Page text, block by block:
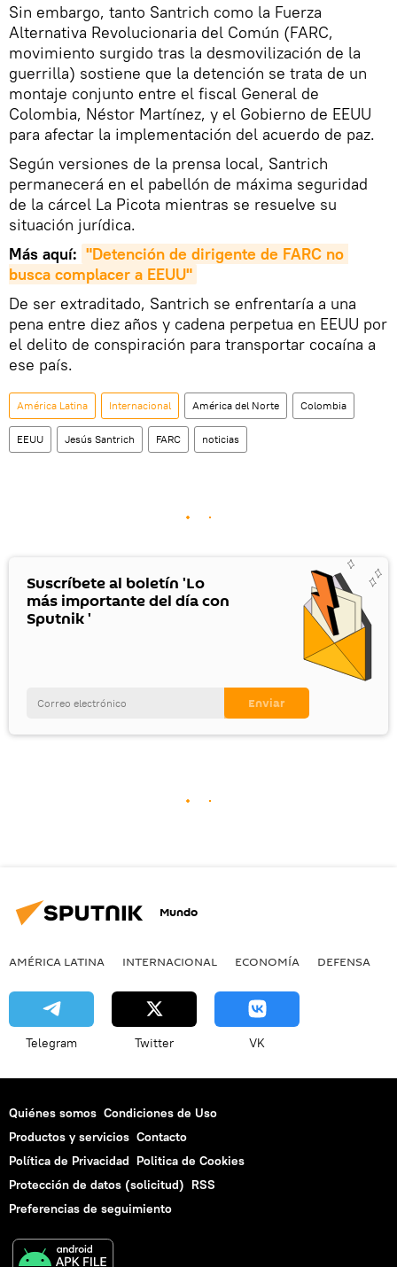
Sin embargo, tanto Santrich como la Fuerza
Alternativa Revolucionaria del Común (FARC,
movimiento surgido tras la desmovilización de la
guerrilla) sostiene que la detención se trata de un
montaje conjunto entre el fiscal General de
Colombia, Néstor Martínez, y el Gobierno de EEUU
para afectar la implementación del acuerdo de paz.
Según versiones de la prensa local, Santrich
permanecerá en el pabellón de máxima seguridad
de la cárcel La Picota mientras se resuelve su
situación jurídica.
Más aquí: "Detención de dirigente de FARC no
busca complacer a EEUU"
De ser extraditado, Santrich se enfrentaría a una
pena entre diez años y cadena perpetua en EEUU por
el delito de conspiración para transportar cocaína a
ese país.
América Latina Internacional América del Norte Colombia
EEUU Jesús Santrich FARC noticias
Suscríbete al boletín 'Lo
más importante del día con
Sputnik '
Mundo
AMÉRICA LATINA INTERNACIONAL ECONOMÍA DEFENSA
Telegram Twitter VK
Quiénes somos Condiciones de Uso
Productos y servicios Contacto
Política de Privacidad Politica de Cookies
Protección de datos (solicitud) RSS
Preferencias de seguimiento